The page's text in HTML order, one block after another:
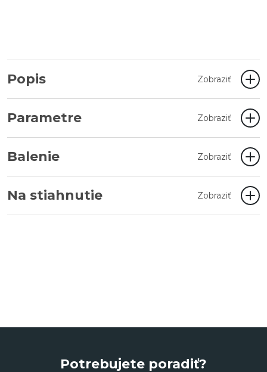
Popis Zobraziť
Parametre Zobraziť
Balenie Zobraziť
Na stiahnutie Zobraziť
Potrebujete poradiť?